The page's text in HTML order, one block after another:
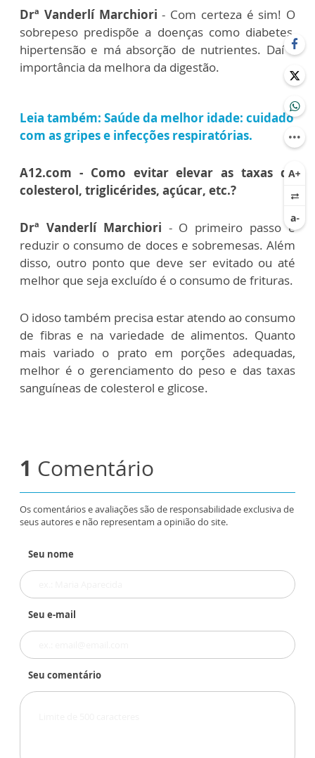
Drª Vanderlí Marchiori - Com certeza é sim! O
sobrepeso predispõe a doenças como diabetes,
hipertensão e má absorção de nutrientes. Daí a
importância da melhora da digestão.
Leia também: Saúde da melhor idade: cuidado
com as gripes e infecções respiratórias.
A12.com - Como evitar elevar as taxas de
colesterol, triglicérides, açúcar, etc.?
Drª Vanderlí Marchiori - O primeiro passo é
reduzir o consumo de doces e sobremesas. Além
disso, outro ponto que deve ser evitado ou até
melhor que seja excluído é o consumo de frituras.
O idoso também precisa estar atendo ao consumo
de fibras e na variedade de alimentos. Quanto
mais variado o prato em porções adequadas,
melhor é o gerenciamento do peso e das taxas
sanguíneas de colesterol e glicose.
1 Comentário
Os comentários e avaliações são de responsabilidade exclusiva de
seus autores e não representam a opinião do site.
Seu nome
Seu e-mail
Seu comentário